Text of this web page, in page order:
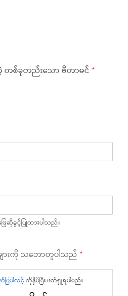
တစ်ခုတည်းသော ဗီတာမင် *
ဆိုခွင့်ပြုထားပါသည်။
ားကို သဘောတူပါသည် *
ပြပါလင့် ကိုနှိပ်ပြီး ဖတ်ရှူရပါမည်။